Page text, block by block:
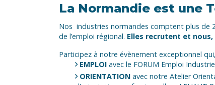
La Normandie est une
Nos industries normandes comptent plus de
de l’emploi régional. Elles recrutent et
Participez à notre évènement exceptionnel
EMPLOI avec le FORUM Emploi Industrie
ORIENTATION avec notre Atelier